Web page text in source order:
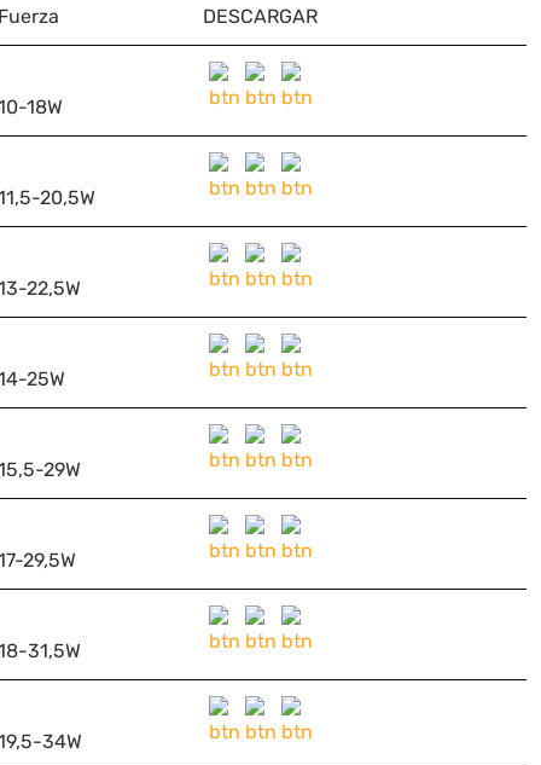
DESCARGAR
18W
20,5W
22,5W
25W
29W
29,5W
31,5W
34W